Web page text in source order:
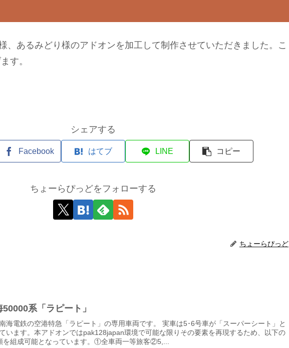
、あるみどり様のアドオンを加工して制作させていただきました。こ
す。
シェアする
Facebook はてブ LINE コピー
ちょーらぴっどをフォローする
ちょーらぴっど
50000系「ラピート」
海電鉄の空港特急「ラピート」の専用車両です。 実車は5･6号車が「スーパーシート」と
います。本アドオンではpak128japan環境で可能な限りその要素を再現するため、以下の
を組成可能となっています。①全車両一等旅客②5,...